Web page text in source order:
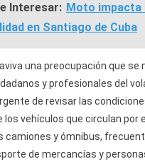
Interesar: Moto
en Santiago de Cuba
una preocupación que
y profesionales del
de revisar las
los vehículos que circulan por
camiones y ómnibus,
de mercancías y